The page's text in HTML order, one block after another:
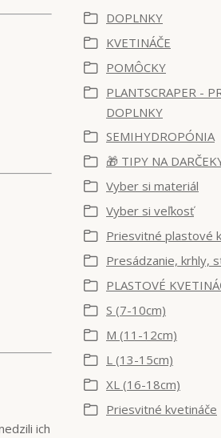
ich
DOPLNKY
KVETINÁČE
POMÔCKY
PLANTSCRAPER -
DOPLNKY
SEMIHYDROPÓNIA
🎁 TIPY NA
Vyber si materiál
Vyber si veľkosť
Priesvitné plastové
Presádzanie, krhly,
PLASTOVÉ
S (7-10cm)
M (11-12cm)
L (13-15cm)
XL (16-18cm)
Priesvitné kvetináče